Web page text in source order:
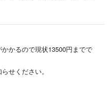
かるので現状13500円までで
せください。